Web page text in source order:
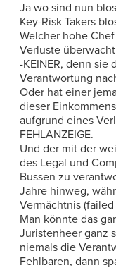
Ja wo sind nun
Key-Risk Takers
Welcher hohe
Verluste
-KEINER, denn
Verantwortung
Oder hat einer
dieser
aufgrund eines
FEHLANZEIGE.
Und der mit der
des Legal und
Bussen zu
Jahre hinweg,
Vermächtnis
Man könnte das
Juristenheer ganz
niemals die
Fehlbaren, dann